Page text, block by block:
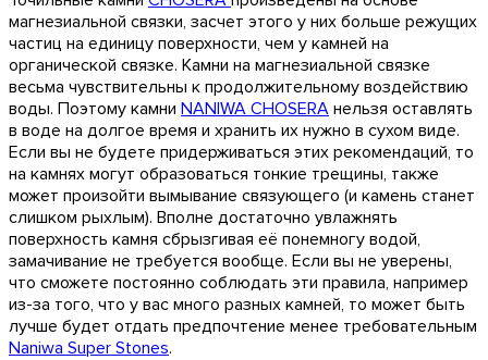
магнезиальной связки, засчет этого у них больше режущих
частиц на единицу поверхности, чем у камней на
органической связке. Камни на магнезиальной связке
весьма чувствительны к продолжительному воздействию
воды. Поэтому камни NANIWA CHOSERA нельзя оставлять
в воде на долгое время и хранить их нужно в сухом виде.
Если вы не будете придерживаться этих рекомендаций, то
на камнях могут образоваться тонкие трещины, также
может произойти вымывание связующего (и камень станет
слишком рыхлым). Вполне достаточно увлажнять
поверхность камня сбрызгивая её понемногу водой,
замачивание не требуется вообще. Если вы не уверены,
что сможете постоянно соблюдать эти правила, например
из-за того, что у вас много разных камней, то может быть
лучше будет отдать предпочтение менее требовательным
Naniwa Super Stones.